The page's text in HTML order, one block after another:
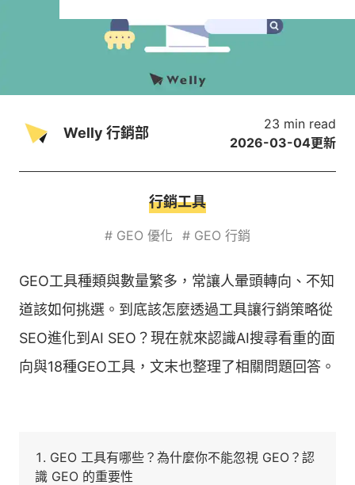
Welly 行銷部
23 min read
2026-03-04更新
行銷工具
# GEO 優化 # GEO 行銷
GEO工具種類與數量繁多，常讓人暈頭轉向、不知
道該如何挑選。到底該怎麼透過工具讓行銷策略從
SEO進化到AI SEO？現在就來認識AI搜尋看重的面
向與18種GEO工具，文末也整理了相關問題回答。
GEO 工具有哪些？為什麼你不能忽視 GEO？認
識 GEO 的重要性